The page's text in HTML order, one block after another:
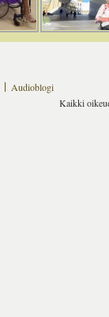
Audioblogi
Kaikki